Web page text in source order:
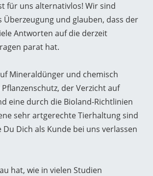
für uns alternativlos! Wir sind
Überzeugung und glauben, dass der
Antworten auf die derzeit
parat hat.
Mineraldünger und chemisch
der Verzicht auf
eine durch die Bioland-Richtlinien
sehr artgerechte Tierhaltung sind
Du Dich als Kunde bei uns verlassen
hat, wie in vielen Studien